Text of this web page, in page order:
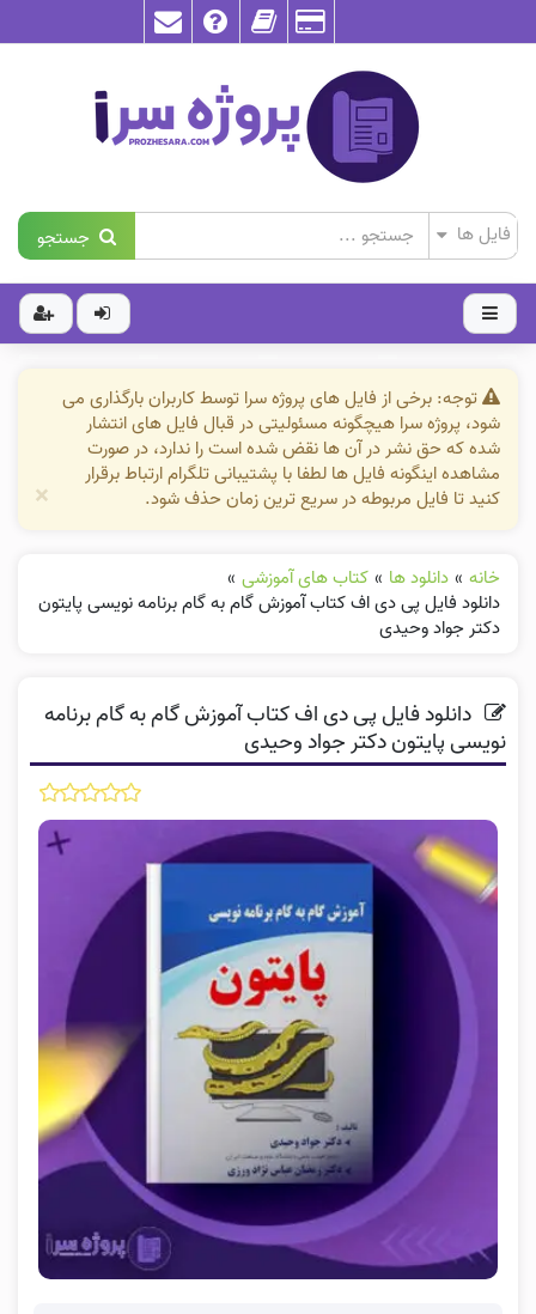
جستجو
توجه: برخی از فایل های پروژه سرا توسط کاربران بارگذاری می
شود، پروژه سرا هیچگونه مسئولیتی در قبال فایل های انتشار
شده که حق نشر در آن ها نقض شده است را ندارد، در صورت
مشاهده اینگونه فایل ها لطفا با پشتیبانی تلگرام ارتباط برقرار
کنید تا فایل مربوطه در سریع ترین زمان حذف شود.
×
خانه » دانلود ها » کتاب های آموزشی »
دانلود فایل پی دی اف کتاب آموزش گام به گام برنامه نویسی پایتون
دکتر جواد وحیدی
دانلود فایل پی دی اف کتاب آموزش گام به گام برنامه
نویسی پایتون دکتر جواد وحیدی